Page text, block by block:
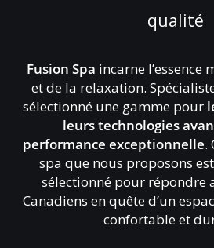
qualité
Fusion Spa incarne l’essence
et de la relaxation.
sélectionné une gamme pour
leurs technologies
performance exceptionnelle.
spa que nous proposons
sélectionné pour répondre
Canadiens en quête d’un
confortable et